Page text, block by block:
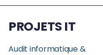
PROJETS IT
Audit informatique &